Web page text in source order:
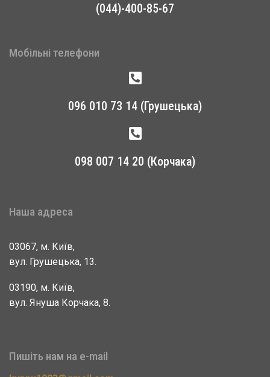
(044)-400-85-67
Мобільні телефони
096 010 73 14 (Грушецька)
098 007 14 20 (Корчака)
Наша адреса
03067, м. Київ,
вул. Грушецька, 13.
03190, м. Київ,
вул. Януша Корчака, 8.
Пишіть нам на e-mail